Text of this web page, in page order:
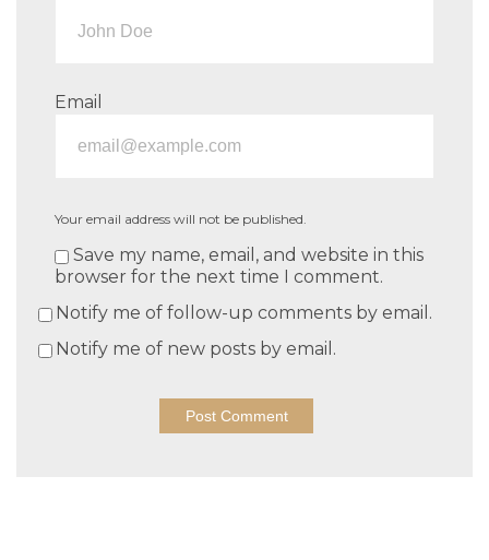
Email
Your email address will not be published.
Save my name, email, and website in this
browser for the next time I comment.
Notify me of follow-up comments by email.
Notify me of new posts by email.